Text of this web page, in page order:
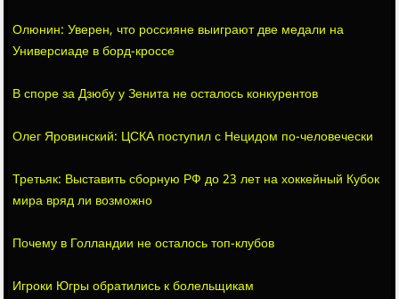
Олюнин: Уверен, что россияне выиграют две медали на
Универсиаде в борд-кроссе
В споре за Дзюбу у Зенита не осталось конкурентов
Олег Яровинский: ЦСКА поступил с Нецидом по-человечески
Третьяк: Выставить сборную РФ до 23 лет на хоккейный Кубок
мира вряд ли возможно
Почему в Голландии не осталось топ-клубов
Игроки Югры обратились к болельщикам